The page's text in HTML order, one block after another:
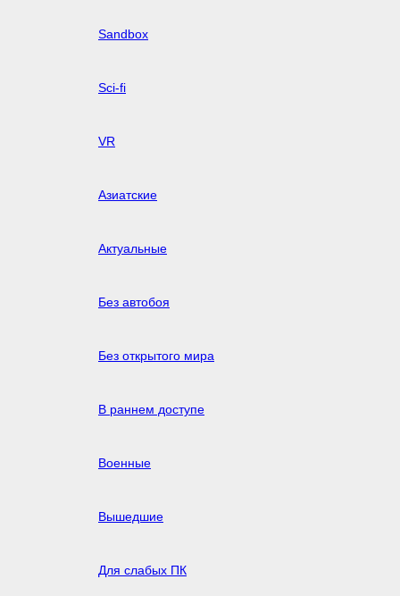
Sandbox
Sci-fi
VR
Азиатские
Актуальные
Без автобоя
Без открытого мира
В раннем доступе
Военные
Вышедшие
Для слабых ПК